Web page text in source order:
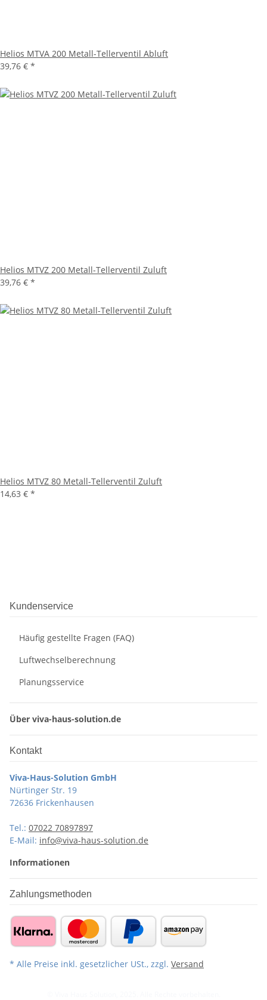
Helios MTVA 200 Metall-Tellerventil Abluft
39,76 € *
Helios MTVZ 200 Metall-Tellerventil Zuluft
39,76 € *
Helios MTVZ 80 Metall-Tellerventil Zuluft
14,63 € *
Kundenservice
Häufig gestellte Fragen (FAQ)
Luftwechselberechnung
Planungsservice
Über viva-haus-solution.de
Kontakt
Viva-Haus-Solution GmbH
Nürtinger Str. 19
72636 Frickenhausen
Tel.: 07022 70897897
E-Mail: info@viva-haus-solution.de
Informationen
Zahlungsmethoden
* Alle Preise inkl. gesetzlicher USt., zzgl. Versand